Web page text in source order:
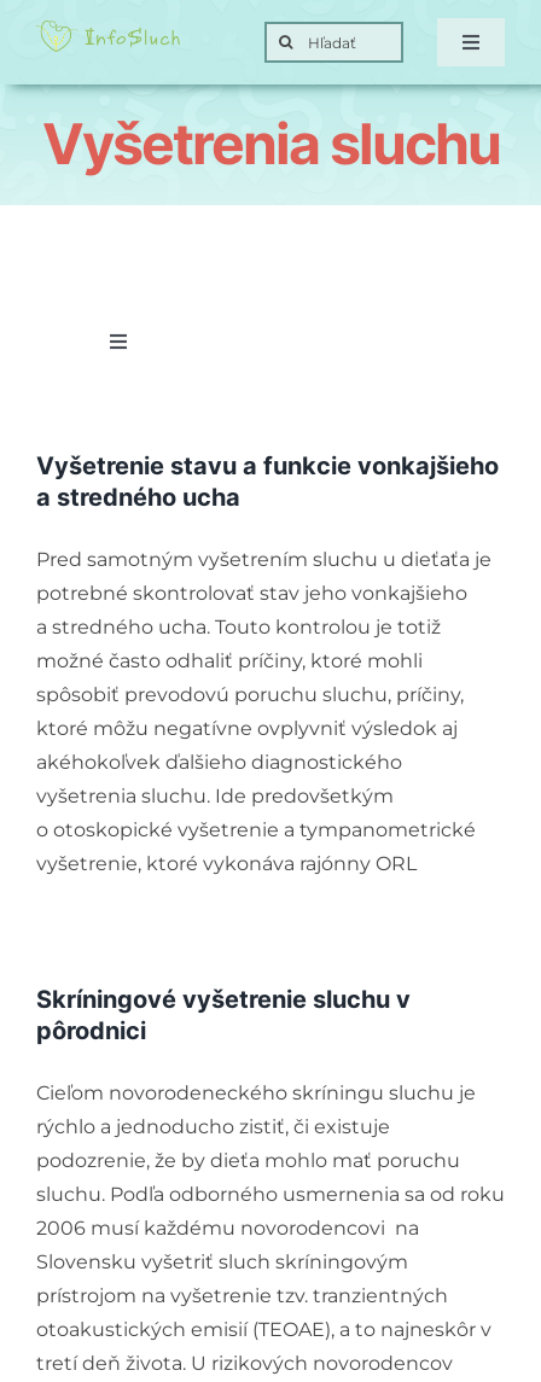
content
Toggle
Kontakt
Podporte nás
Search
for:
Vyšetrenia sluchu
Toggle
Vyšetrenia sluchu
Kompenzačné pomôcky
Rané poradenstvo
Pre odborníkov
Vzdelávanie
Vyšetrenie stavu a funkcie vonkajšieho
a stredného ucha
Pred samotným vyšetrením sluchu u dieťaťa je
potrebné skontrolovať stav jeho vonkajšieho
a stredného ucha. Touto kontrolou je totiž
možné často odhaliť príčiny, ktoré mohli
spôsobiť prevodovú poruchu sluchu, príčiny,
ktoré môžu negatívne ovplyvniť výsledok aj
akéhokoľvek ďalšieho diagnostického
vyšetrenia sluchu. Ide predovšetkým
o otoskopické vyšetrenie a tympanometrické
vyšetrenie, ktoré vykonáva rajónny ORL
Skríningové vyšetrenie sluchu v
pôrodnici
Cieľom novorodeneckého skríningu sluchu je
rýchlo a jednoducho zistiť, či existuje
podozrenie, že by dieťa mohlo mať poruchu
sluchu. Podľa odborného usmernenia sa od roku
2006 musí každému novorodencovi na
Slovensku vyšetriť sluch skríningovým
prístrojom na vyšetrenie tzv. tranzientných
otoakustických emisií (TEOAE), a to najneskôr v
tretí deň života. U rizikových novorodencov